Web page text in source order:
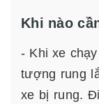
Khi nào
- Khi xe
tượng rung
xe bị rung.